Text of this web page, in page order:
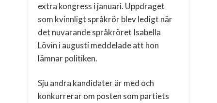
extra kongress i januari. Uppdraget
som kvinnligt språkrör blev ledigt när
det nuvarande språkröret Isabella
Lövin i augusti meddelade att hon
lämnar politiken.
Sju andra kandidater är med och
konkurrerar om posten som partiets